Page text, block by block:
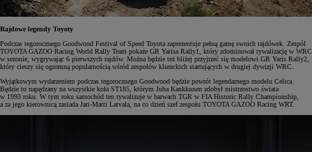
Rajdowe legendy Toyoty
Podczas tegorocznego Goodwood Festival of Speed Toyota zaprezentuje pełną gamę swoich rajdówek. Zespół
TOYOTA GAZOO Racing World Rally Team pokaże GR Yarisa Rally1, który zdominował rywalizację w WRC
w sezonie, wygrywając 6 pierwszych rajdów. Można będzie też bliżej przyjrzeć się modelowi GR Yaris Rally2,
który cieszy się ogromną popularnością wśród zespołów klienckich startujących w drugiej dywizji WRC.
Wyjątkowym wydarzeniem podczas tegorocznego Goodwood będzie powrót legendarnego modelu Celica.
Będzie to napędzany na wszystkie koła ST185, którym Juha Kankkunen zdobył mistrzostwo świata
w 1993 roku. W tym roku samochód ten rywalizuje w barwach TGR w FIA Historic Rally Championship,
a za jego kierownicą zasiada Jari-Matti Latvala, na co dzień szef zespołu TOYOTA GAZOO Racing WRT.